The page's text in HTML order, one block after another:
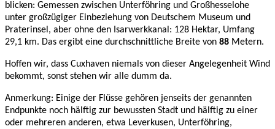
blicken: Gemessen zwischen Unterföhring und Großhesselohe
unter großzügiger Einbeziehung von Deutschem Museum und
Praterinsel, aber ohne den Isarwerkkanal: 128 Hektar, Umfang
29,1 km. Das ergibt eine durchschnittliche Breite von 88 Metern.
Hoffen wir, dass Cuxhaven niemals von dieser Angelegenheit Wind
bekommt, sonst stehen wir alle dumm da.
Anmerkung: Einige der Flüsse gehören jenseits der genannten
Endpunkte noch hälftig zur bewussten Stadt und hälftig zu einer
oder mehreren anderen, etwa Leverkusen, Unterföhring,